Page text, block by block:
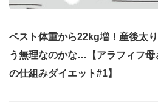
ベスト体重から22kg増！産後太
う無理なのかな…【アラフィフ
の仕組みダイエット#1】